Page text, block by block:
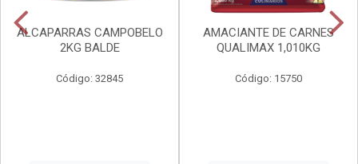
ALCAPARRAS CAMPOBELO
2KG BALDE
Código: 32845
AMACIANTE DE CARNES
QUALIMAX 1,010KG
Código: 15750